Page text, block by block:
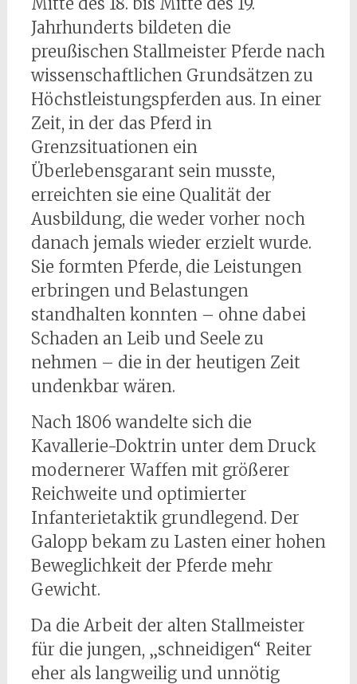
Jahrhunderts bildeten die
preußischen Stallmeister Pferde nach
wissenschaftlichen Grundsätzen zu
Höchstleistungspferden aus. In einer
Zeit, in der das Pferd in
Grenzsituationen ein
Überlebensgarant sein musste,
erreichten sie eine Qualität der
Ausbildung, die weder vorher noch
danach jemals wieder erzielt wurde.
Sie formten Pferde, die Leistungen
erbringen und Belastungen
standhalten konnten – ohne dabei
Schaden an Leib und Seele zu
nehmen – die in der heutigen Zeit
undenkbar wären.
Nach 1806 wandelte sich die
Kavallerie-Doktrin unter dem Druck
modernerer Waffen mit größerer
Reichweite und optimierter
Infanterietaktik grundlegend. Der
Galopp bekam zu Lasten einer hohen
Beweglichkeit der Pferde mehr
Gewicht.
Da die Arbeit der alten Stallmeister
für die jungen, „schneidigen“ Reiter
eher als langweilig und unnötig